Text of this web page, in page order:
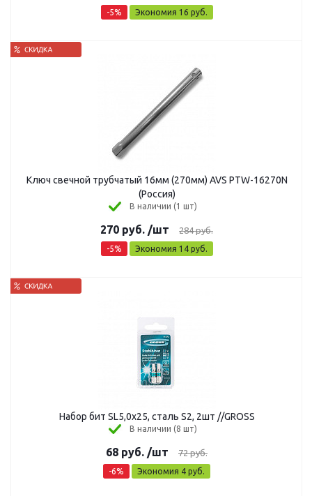
-5% Экономия 16 руб.
Ключ свечной трубчатый 16мм (270мм) AVS PTW-16270N
(Россия)
В наличии (1 шт)
270 руб. /шт 284руб.
-5% Экономия 14руб.
Набор бит SL5,0х25, сталь S2, 2шт //GROSS
В наличии (8 шт)
68 руб. /шт 72руб.
-6% Экономия 4 руб.